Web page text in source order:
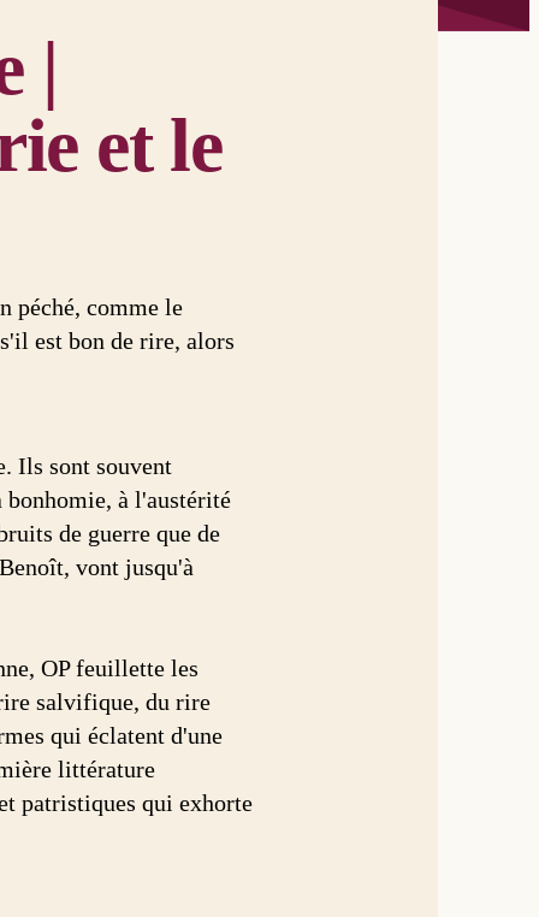
|
et le
péché, comme le
est bon de rire, alors
Ils sont souvent
bonhomie, à l'austérité
de guerre que de
vont jusqu'à
OP feuillette les
salvifique, du rire
qui éclatent d'une
littérature
patristiques qui exhorte